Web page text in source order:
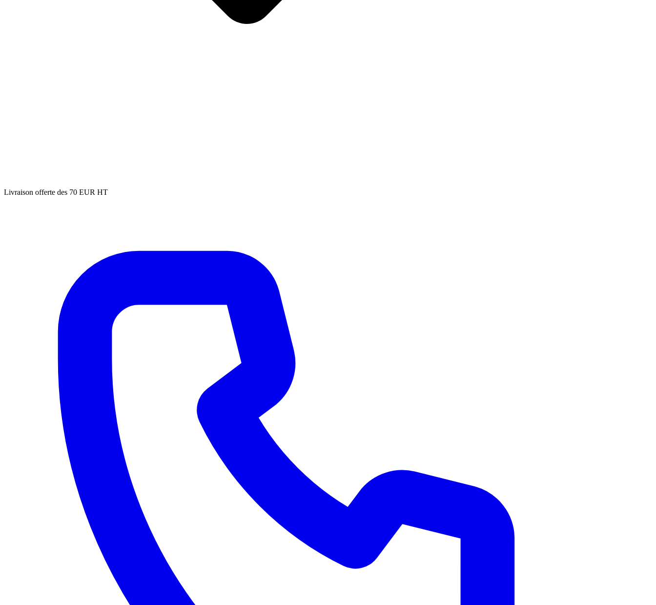
Livraison offerte des 70 EUR HT